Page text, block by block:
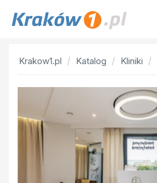
Krakow1.pl Katalog Kliniki